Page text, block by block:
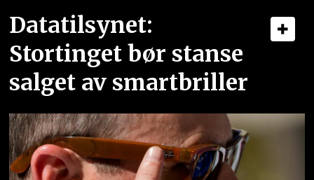
Datatilsynet:
Stortinget bør stanse
salget av smartbriller